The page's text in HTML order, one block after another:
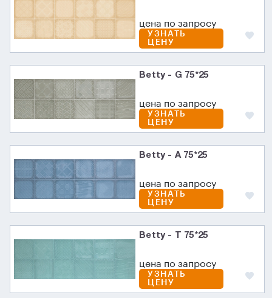
цена по запросу
УЗНАТЬ
ЦЕНУ
Betty - G 75*25
цена по запросу
УЗНАТЬ
ЦЕНУ
Betty - A 75*25
цена по запросу
УЗНАТЬ
ЦЕНУ
Betty - T 75*25
цена по запросу
УЗНАТЬ
ЦЕНУ